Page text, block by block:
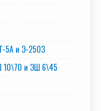
5А и Э-2503
10\70 и ЭШ 6\45